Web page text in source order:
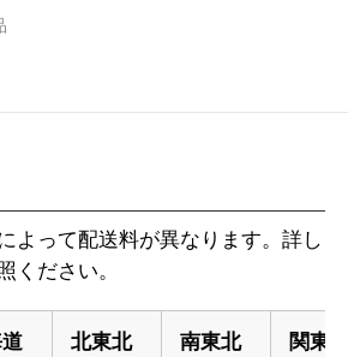
よって配送料が異なります。詳し
ください。
北東北 南東北 関東